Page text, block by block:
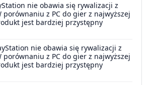
nie obawia się rywalizacji z
porównaniu z PC do gier z najwyższej
jest bardziej przystępny
nie obawia się rywalizacji z
porównaniu z PC do gier z najwyższej
jest bardziej przystępny